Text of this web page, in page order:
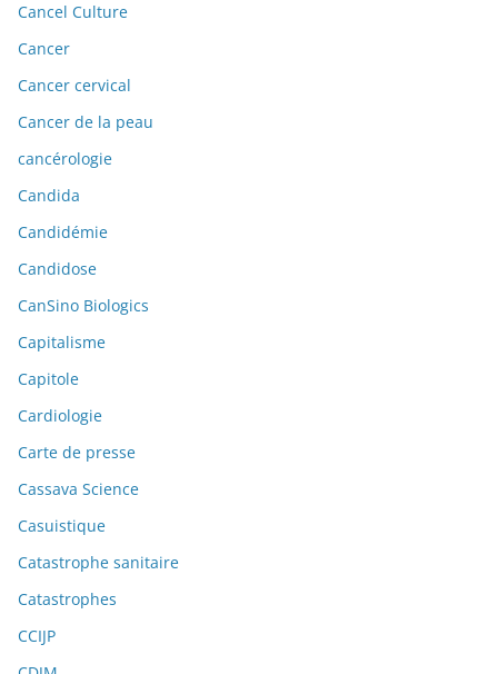
Cancel Culture
Cancer
Cancer cervical
Cancer de la peau
cancérologie
Candida
Candidémie
Candidose
CanSino Biologics
Capitalisme
Capitole
Cardiologie
Carte de presse
Cassava Science
Casuistique
Catastrophe sanitaire
Catastrophes
CCIJP